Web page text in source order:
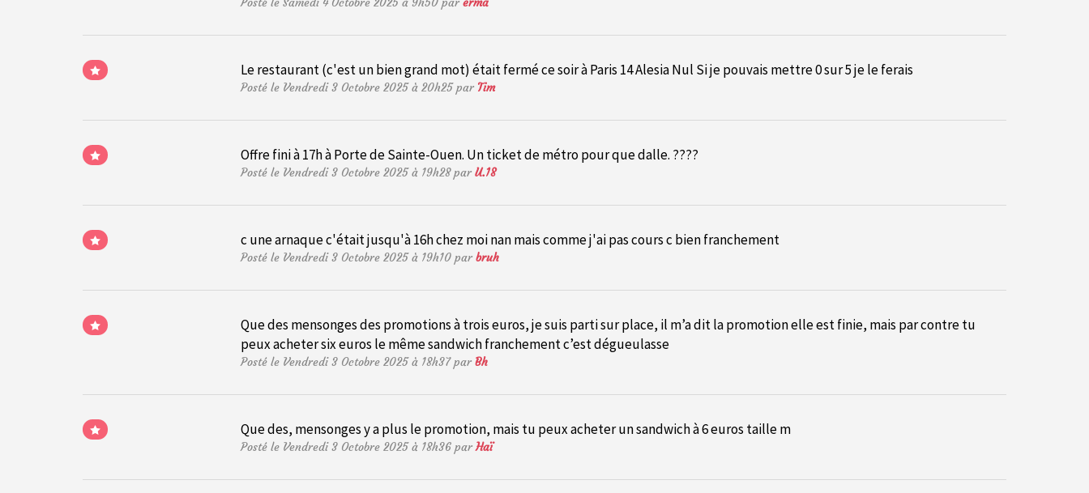
Le restaurant (c'est un bien grand mot) était fermé ce soir à Paris 14 Alesia Nul Si je pouvais mettre 0 sur 5 je le ferais
Posté le Vendredi 3 Octobre 2025 à 20h25 par Tim
Offre fini à 17h à Porte de Sainte-Ouen. Un ticket de métro pour que dalle. ????
Posté le Vendredi 3 Octobre 2025 à 19h28 par U.18
c une arnaque c'était jusqu'à 16h chez moi nan mais comme j'ai pas cours c bien franchement
Posté le Vendredi 3 Octobre 2025 à 19h10 par bruh
Que des mensonges des promotions à trois euros, je suis parti sur place, il m’a dit la promotion elle est finie, mais par contre tu
peux acheter six euros le même sandwich franchement c’est dégueulasse
Posté le Vendredi 3 Octobre 2025 à 18h37 par Bh
Que des, mensonges y a plus le promotion, mais tu peux acheter un sandwich à 6 euros taille m
Posté le Vendredi 3 Octobre 2025 à 18h36 parHaï